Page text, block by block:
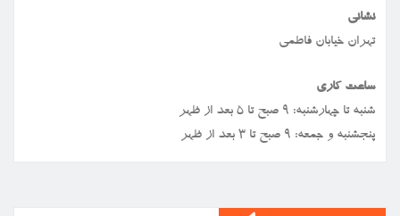
نشانی
تهران خیابان فاطمی
ساعت کاری
شنبه تا چهارشنبه: ۹ صبح تا ۵ بعد از ظهر
پنجشنبه و جمعه: ۹ صبح تا ۳ بعد از ظهر